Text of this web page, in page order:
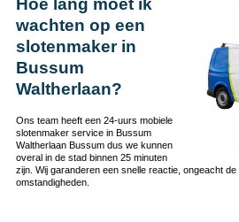
wachten op een
slotenmaker in
Bussum
Waltherlaan?
Ons team heeft een 24-uurs mobiele
slotenmaker service in Bussum
Waltherlaan Bussum dus we kunnen
overal in de stad binnen 25 minuten
zijn. Wij garanderen een snelle reactie, ongeacht
omstandigheden.